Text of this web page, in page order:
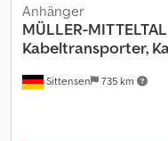
Sittensen 735 km
Anhänger
MÜLLER-MITTELTAL
Kabeltransporter,